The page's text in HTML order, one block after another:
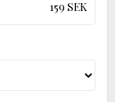
159 SEK